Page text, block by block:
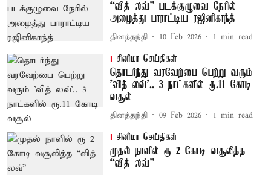
“வித் லவ்” படக்குழுவை நேரில்
அழைத்து பாராட்டிய ரஜினிகாந்த்
தினத்தந்தி 10 Feb 2026 1 min read
சினிமா செய்திகள்
தொடர்ந்து வரவேற்பை பெற்று வரும்
'வித் லவ்'.. 3 நாட்களில் ரூ.11 கோடி
வசூல்
தினத்தந்தி 09 Feb 2026 1 min read
சினிமா செய்திகள்
முதல் நாளில் ரூ 2 கோடி வசூலித்த
“வித் லவ்”